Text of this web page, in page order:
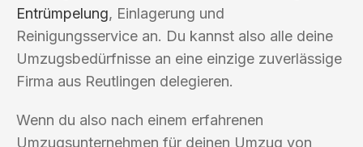
Entrümpelung, Einlagerung und
Reinigungsservice an. Du kannst also alle deine
Umzugsbedürfnisse an eine einzige zuverlässige
Firma aus Reutlingen delegieren.
Wenn du also nach einem erfahrenen
Umzugsunternehmen für deinen Umzug von